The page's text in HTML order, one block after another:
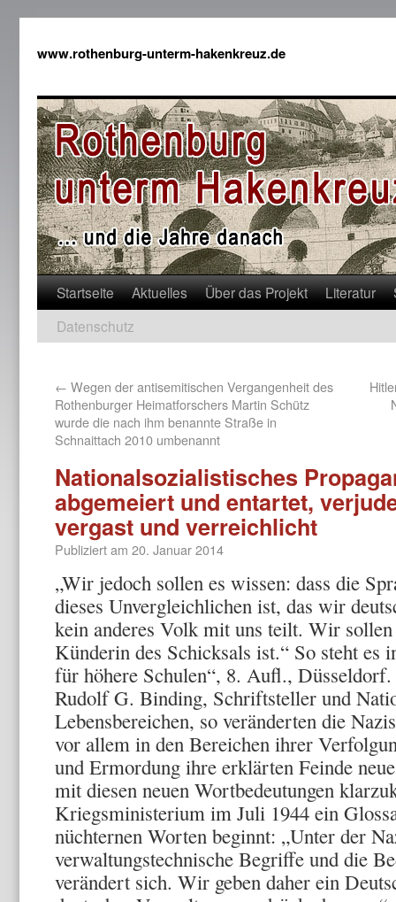
www.rothenburg-unterm-hakenkreuz.de
Startseite Aktuelles Über das Projekt Literatur
Datenschutz
← Wegen der antisemitischen Vergangenheit des
Rothenburger Heimatforschers Martin Schütz
wurde die nach ihm benannte Straße in
Schnaittach 2010 umbenannt
Nationalsozialistisches
abgemeiert und entartet,
vergast und verreichlicht
Publiziert am 20. Januar 2014
„Wir jedoch sollen es wissen: dass die
dieses Unvergleichlichen ist, das wir
kein anderes Volk mit uns teilt. Wir sollen
Künderin des Schicksals ist.“ So steht es
für höhere Schulen“, 8. Aufl.,
Rudolf G. Binding, Schriftsteller und
Lebensbereichen, so veränderten die
vor allem in den Bereichen ihrer
und Ermordung ihre erklärten Feinde
mit diesen neuen Wortbedeutungen
Kriegsministerium im Juli 1944 ein
nüchternen Worten beginnt: „Unter der
verwaltungstechnische Begriffe und die
verändert sich. Wir geben daher ein